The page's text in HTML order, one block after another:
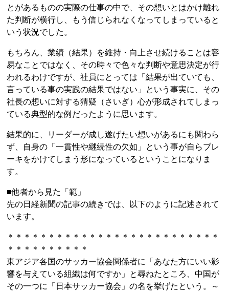
とがあるものの実際の仕事の中で、その想いとはかけ離れ
た判断が横行し、もう信じられなくなってしまっていると
いう状況でした。
もちろん、業績（結果）を維持・向上させ続けることは容
易なことではなく、その時々で色々な判断や意思決定が行
われるわけですが、社員にとっては「結果が出ていても、
言っている事の実践の結果ではない」という事実に、その
社長の想いに対する猜疑（さいぎ）心が形成されてしまっ
ている典型的な例だったように思います。
結果的に、リーダーが成し遂げたい想いがあるにも関わら
ず、自身の「一貫性や継続性の欠如」という事が自らブレ
ーキをかけてしまう形になっているということになりま
す。
■他者から見た「範」
先の日経新聞の記事の続きでは、以下のように記述されて
います。
＊＊＊＊＊＊＊＊＊＊＊＊＊＊＊＊＊＊＊＊＊＊＊＊＊＊
＊＊＊＊＊＊＊＊＊＊
東アジア各国のサッカー協会関係者に「あなた方にいい影
響を与えている組織は何ですか」と尋ねたところ、中国が
その一つに「日本サッカー協会」の名を挙げたという。～